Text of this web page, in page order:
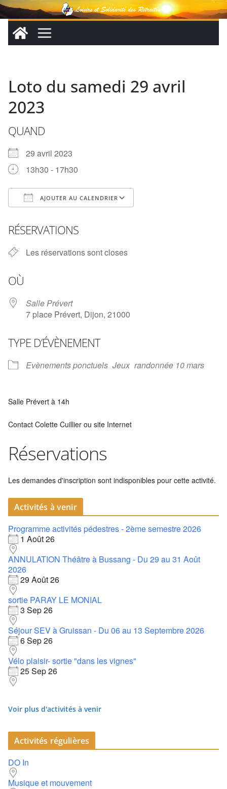
Passer
au
contenu
Loto du samedi 29 avril
2023
QUAND
29 avril 2023
13h30 - 17h30
AJOUTER AU CALENDRIER
RÉSERVATIONS
Les réservations sont closes
OÙ
Salle Prévert
7 place Prévert, Dijon, 21000
TYPE D’ÉVÈNEMENT
Evènements ponctuels Jeux randonnée 10 mars
Salle Prévert à 14h
Contact Colette Cuillier ou site Internet
Réservations
Les demandes d'inscription sont indisponibles pour cette activité.
Activités à venir
Programme activités pédestres - 2ème semestre 2026
1 Août 26
ANNULATION Théâtre à Bussang - Du 29 au 31 Août
2026
29 Août 26
sortie PARAY LE MONIAL
3 Sep 26
Séjour SEV à Gruissan - Du 06 au 13 Septembre 2026
6 Sep 26
Vélo plaisir- sortie "dans les vignes"
25 Sep 26
Voir plus d'activités à venir
Activités régulières
DO In
Musique et mouvement